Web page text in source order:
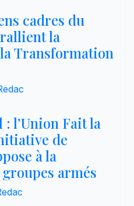
cadres du
la
Transformation
l’Union Fait la
de
à la
armés